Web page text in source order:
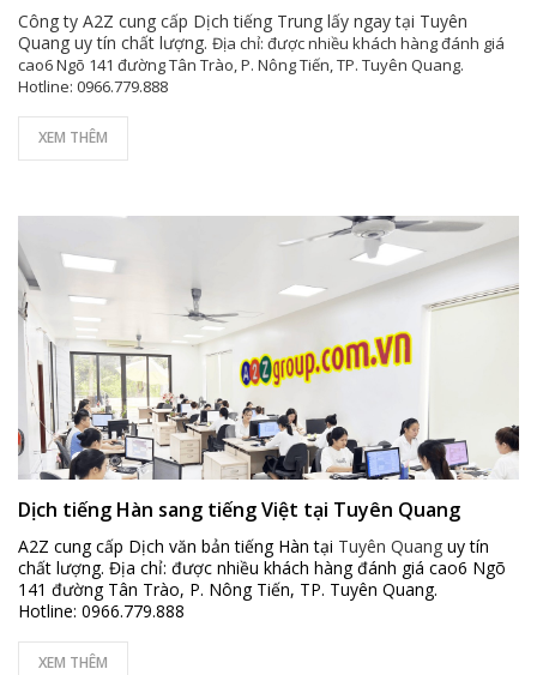
Công ty A2Z cung cấp Dịch tiếng Trung lấy ngay tại Tuyên
Quang uy tín chất lượng. Địa chỉ: được nhiều khách hàng đánh giá
cao6 Ngõ 141 đường Tân Trào, P. Nông Tiến, TP. Tuyên Quang.
Hotline: 0966.779.888
XEM THÊM
Dịch tiếng Hàn sang tiếng Việt tại Tuyên Quang
A2Z cung cấp Dịch văn bản tiếng Hàn tại Tuyên Quang uy tín
chất lượng. Địa chỉ: được nhiều khách hàng đánh giá cao6 Ngõ
141 đường Tân Trào, P. Nông Tiến, TP. Tuyên Quang.
Hotline: 0966.779.888
XEM THÊM